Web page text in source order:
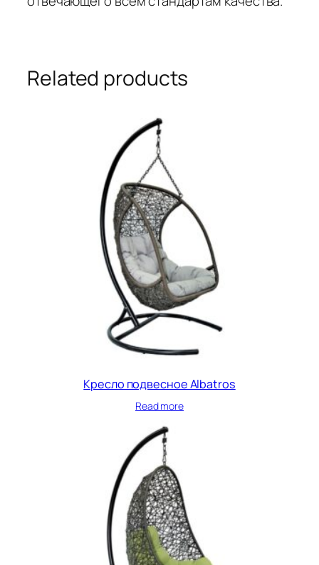
Related products
Кресло подвесное Albatros
Read more